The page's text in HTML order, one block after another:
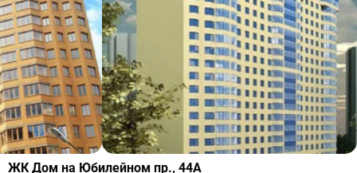
ЖК Дом на Юбилейном пр., 44А